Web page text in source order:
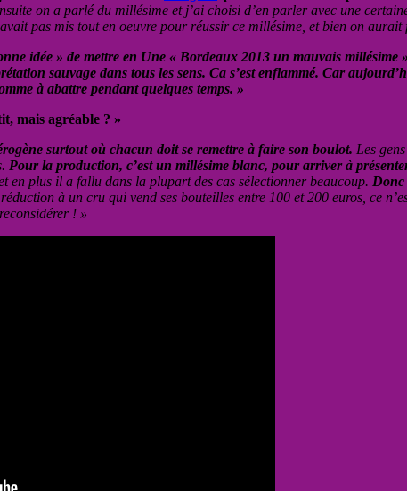
on a parlé du millésime et j’ai choisi d’en parler avec une
pas mis tout en oeuvre pour réussir ce millésime, et bien on
idée » de mettre en Une « Bordeaux 2013 un mauvais
sauvage dans tous les sens. Ca s’est enflammé. Car
à abattre pendant quelques temps. »
mais agréable ? »
surtout où chacun doit se remettre à faire son boulot. Les
Pour la production, c’est un millésime blanc, pour arriver à
en plus il a fallu dans la plupart des cas sélectionner beaucoup. Donc
à un cru qui vend ses bouteilles entre 100 et 200 euros, ce
! »